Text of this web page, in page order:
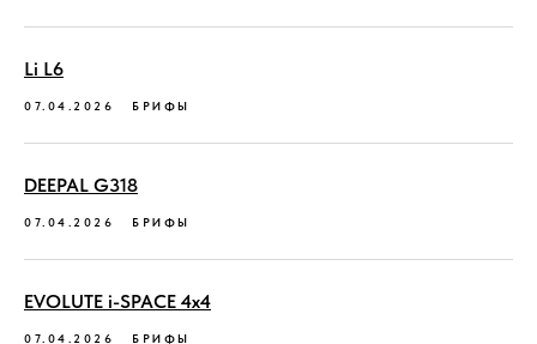
Li L6
07.04.2026 БРИФЫ
DEEPAL G318
07.04.2026 БРИФЫ
EVOLUTE i-SPACE 4х4
07.04.2026 БРИФЫ